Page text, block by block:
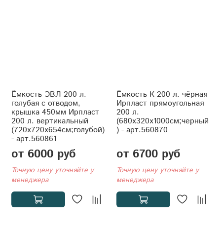
Ёмкость ЭВЛ 200 л.
голубая с отводом,
крышка 450мм Ирпласт
200 л. вертикальный
(720x720x654см;голубой)
- арт.560861
от 6000 руб
Точную цену уточняйте у
менеджера
Ёмкость К 200 л. чёрная
Ирпласт прямоугольная
200 л.
(680x320x1000см;черный
) - арт.560870
от 6700 руб
Точную цену уточняйте у
менеджера